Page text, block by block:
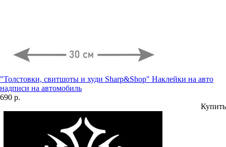
"Толстовки, свитшоты и худи Sharp&Shop" Наклейки на авто
надписи на автомобиль
690 р.
Купить